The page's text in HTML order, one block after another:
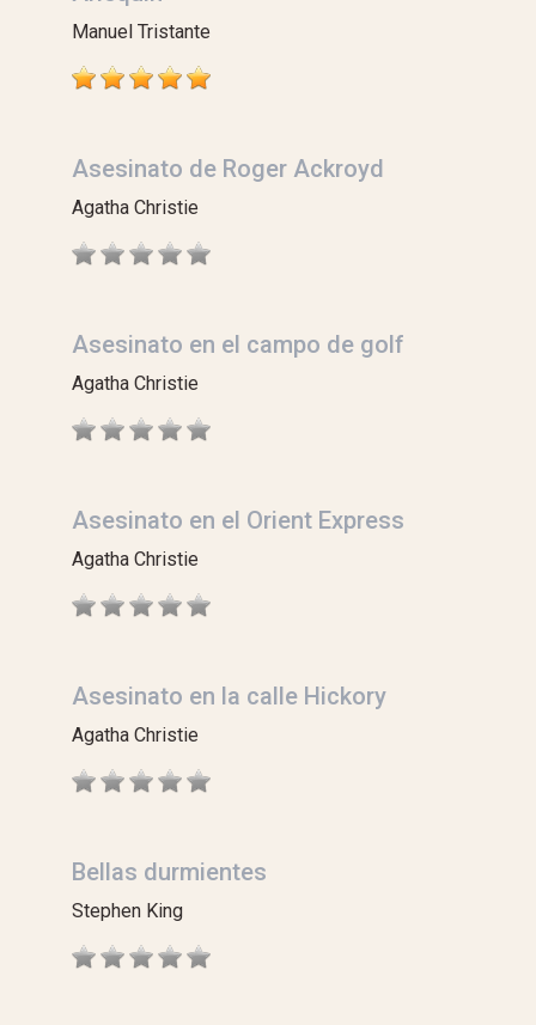
Manuel Tristante
Asesinato de Roger Ackroyd
Agatha Christie
Asesinato en el campo de golf
Agatha Christie
Asesinato en el Orient Express
Agatha Christie
Asesinato en la calle Hickory
Agatha Christie
Bellas durmientes
Stephen King